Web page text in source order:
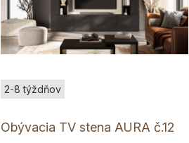
Obývacia TV stena AURA č.12
2-8 týždňov